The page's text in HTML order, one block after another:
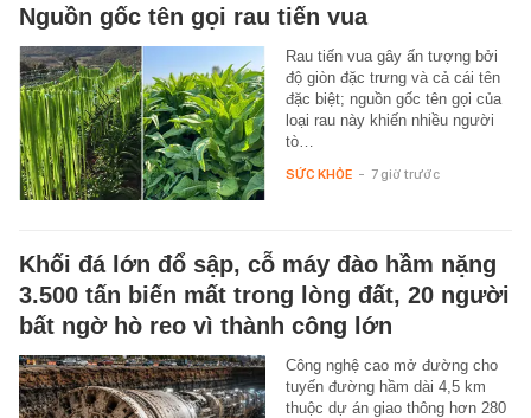
Nguồn gốc tên gọi rau tiến vua
Rau tiến vua gây ấn tượng bởi
độ giòn đặc trưng và cả cái tên
đặc biệt; nguồn gốc tên gọi của
loại rau này khiến nhiều người
tò…
SỨC KHỎE - 7 giờ trước
Khối đá lớn đổ sập, cỗ máy đào hầm nặng
3.500 tấn biến mất trong lòng đất, 20 người
bất ngờ hò reo vì thành công lớn
Công nghệ cao mở đường cho
tuyến đường hầm dài 4,5 km
thuộc dự án giao thông hơn 280